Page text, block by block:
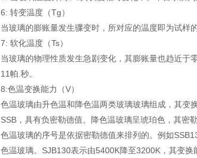
6: 转变温度（Tg）
当玻璃的膨账量发生骤变时，所对应的温度即为试样
7: 软化温度（Ts）
当玻璃的物理性质发生急剧变化，其膨账量也趋近于
11帕.秒。
8:色温变换能力（V）
色温玻璃由升色温和降色温两类玻璃玻璃组成，其变
SSB，具有负密勒德值。降色温玻璃呈琥珀色，其密勒
色温玻璃的序号是依据密勒德值来排列的。例如
色温玻璃。SJB130表示由5400K降至3200K，其变换